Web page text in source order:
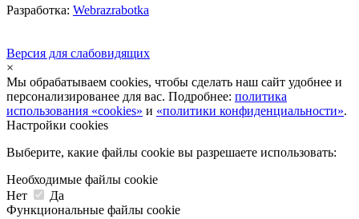
Разработка: Webrazrabotka
Версия для слабовидящих
×
Мы обрабатываем cookies, чтобы сделать наш сайт удобнее и
персонализированее для вас. Подробнее: политика
использования «cookies» и «политики конфиденциальности».
Настройки cookies
Выберите, какие файлы cookie вы разрешаете использовать:
Необходимые файлы cookie
Нет
Да
Функциональные файлы cookie